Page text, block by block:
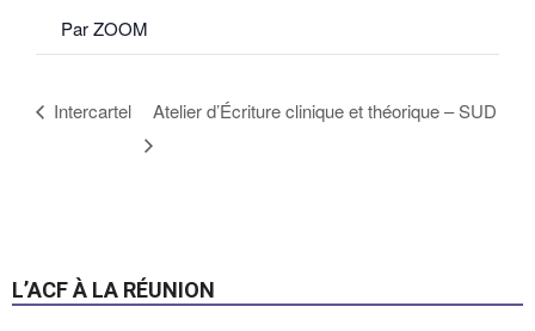
Par ZOOM
Intercartel Atelier d’Écriture clinique et théorique – SUD
L’ACF À LA RÉUNION